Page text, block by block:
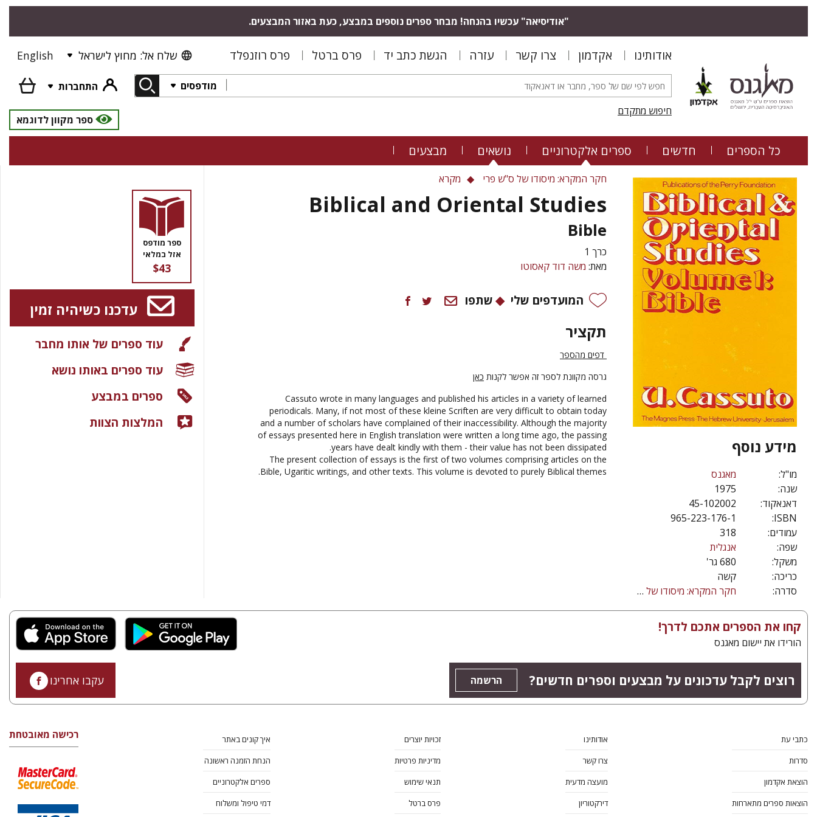
"אודיסיאה" עכשיו בהנחה! מבחר ספרים נוספים במבצע, כעת באזור המבצעים.
אודותינו אקדמון צרו קשר עזרה הגשת כתב יד פרס ברטל פרס רוזנפלד שלח אל: מחוץ לישראל English
מודפסים
התחברות
חיפוש מתקדם
ספר מקוון לדוגמא
כל הספרים חדשים ספרים אלקטרוניים נושאים מבצעים
מידע נוסף
מו"ל:
מאגנס
שנה:
1975
דאנאקוד:
45-102002
ISBN:
965-223-176-1
עמודים:
318
שפה:
אנגלית
משקל:
680 גר'
כריכה:
קשה
סדרה:
חקר המקרא: מיסודו של ס"ש פרי
חקר המקרא: מיסודו של ס"ש פרי מקרא
Biblical and Oriental Studies
Bible
כרך 1
מאת: משה דוד קאסוטו
המועדפים שלי שתפו
תקציר
דפים מהספר
גרסה מקוונת לספר זה אפשר לקנות כאן
Cassuto wrote in many languages and published his articles in a variety of learned
periodicals. Many, if not most of these kleine Scriften are very difficult to obtain today
and a number of scholars have complained of their inaccessibility. Although the majority
of essays presented here in English translation were written a long time ago, the passing
years have dealt kindly with them - their value has not been dissipated.
The present collection of essays is the first of two volumes comprising articles on the
Bible, Ugaritic writings, and other texts. This volume is devoted to purely Biblical themes.
ספר מודפס
אזל במלאי
$43
עדכנו כשיהיה זמין
עוד ספרים של אותו מחבר
עוד ספרים באותו נושא
ספרים במבצע
המלצות הצוות
קחו את הספרים אתכם לדרך!
הורידו את יישום מאגנס
רוצים לקבל עדכונים על מבצעים וספרים חדשים? הרשמה עקבו אחרינו
כתבי עת
סדרות
הוצאת אקדמון
הוצאות ספרים מתארחות
אודותינו
צרו קשר
מועצה מדעית
דירקטוריון
זכויות יוצרים
מדיניות פרטיות
תנאי שימוש
פרס ברטל
איך קונים באתר
הנחת הזמנה ראשונה
ספרים אלקטרוניים
דמי טיפול ומשלוח
רכישה מאובטחת